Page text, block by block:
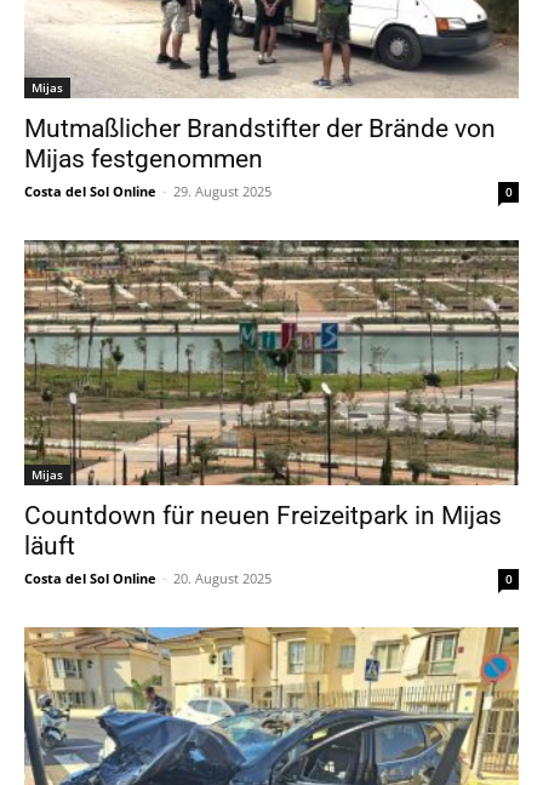
Mijas
Mutmaßlicher Brandstifter der Brände von
Mijas festgenommen
Costa del Sol Online - 29. August 2025 0
Mijas
Countdown für neuen Freizeitpark in Mijas
läuft
Costa del Sol Online - 20. August 2025 0